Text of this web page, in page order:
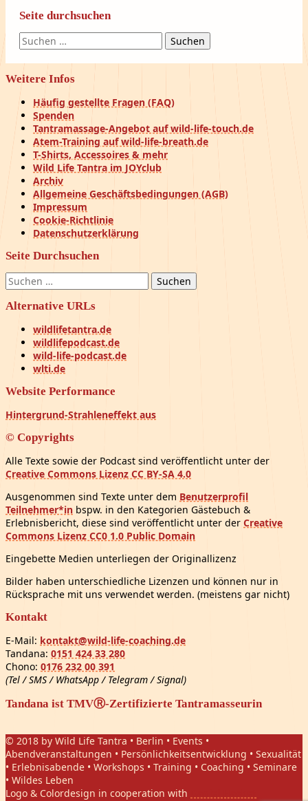
Seite durchsuchen
Suchen
nach:
Weitere Infos
Häufig gestellte Fragen (FAQ)
Spenden
Tantramassage-Angebot auf wild-life-touch.de
Atem-Training auf wild-life-breath.de
T-Shirts, Accessoires & mehr
Wild Life Tantra im JOYclub
Archiv
Allgemeine Geschäftsbedingungen (AGB)
Impressum
Cookie-Richtlinie
Datenschutzerklärung
Seite Durchsuchen
Suchen
nach:
Alternative URLs
wildlifetantra.de
wildlifepodcast.de
wild-life-podcast.de
wlti.de
Website Performance
Hintergrund-Strahleneffekt aus
© Copyrights
Alle Texte sowie der Podcast sind veröffentlicht unter der
Creative Commons Lizenz CC BY-SA 4.0
Ausgenommen sind Texte unter dem Benutzerprofil
Teilnehmer*in bspw. in den Kategorien Gästebuch &
Erlebnisbericht, diese sind veröffentlicht unter der Creative
Commons Lizenz CC0 1.0 Public Domain
Eingebette Medien unterliegen der Originallizenz
Bilder haben unterschiedliche Lizenzen und können nur in
Rücksprache mit uns verwendet werden. (meistens gar nicht)
Kontakt
E-Mail: kontakt@wild-life-coaching.de
Tandana: 0151 424 33 280
Chono: 0176 232 00 391
(Tel / SMS / WhatsApp / Telegram / Signal)
Tandana ist TMVⓇ-Zertifizierte Tantramasseurin
© 2018 by Wild Life Tantra • Berlin • Events •
Abendveranstaltungen • Persönlichkeitsentwicklung • Sexualität
• Erlebnisabende • Workshops • Training • Coaching • Seminare
• Wildes Leben
Logo & Colordesign in cooperation with